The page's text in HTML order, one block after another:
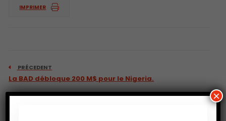
IMPRIMER
PRÉCEDENT
La BAD débloque 200 M$ pour le Nigeria.
×